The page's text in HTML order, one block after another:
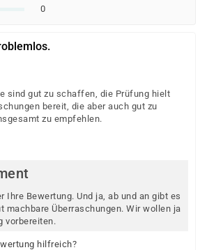
Sozialfonds (ESF)
oder private Kostenträger
oder Kostenübernahme möglich ist,
Kostenträger nach einer
Förderfähigkeit.
0
sind gut zu schaffen, die Prüfung hielt
bereit, die aber auch gut zu
zu empfehlen.
Ihre Bewertung. Und ja, ab und an gibt es
machbare Überraschungen. Wir wollen ja
vorbereiten.
hilfreich?